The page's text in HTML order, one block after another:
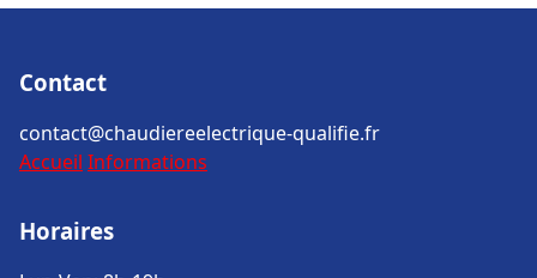
Contact
contact@chaudiereelectrique-qualifie.fr
Accueil Informations
Horaires